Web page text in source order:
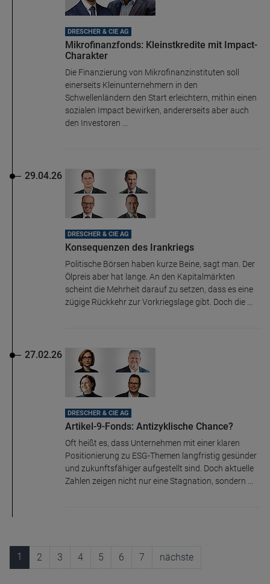
DRESCHER & CIE AG
Mikrofinanzfonds: Kleinstkredite mit Impact-
Charakter
Die Finanzierung von Mikrofinanzinstituten soll
einerseits Kleinunternehmern in den
Schwellenländern den Start erleichtern, mithin einen
sozialen Impact bewirken, andererseits aber auch
den Investoren ...
29.04.26
DRESCHER & CIE AG
Konsequenzen des Irankriegs
Politische Börsen haben kurze Beine, sagt man. Der
Ölpreis aber hat lange. An den Kapitalmärkten
scheint die Mehrheit darauf zu setzen, dass es eine
zügige Rückkehr zur Vorkriegslage gibt. Doch die ...
27.02.26
DRESCHER & CIE AG
Artikel-9-Fonds: Antizyklische Chance?
Oft heißt es, dass Unternehmen mit einer klaren
Positionierung zu ESG-Themen langfristig gesünder
und zukunftsfähiger aufgestellt sind. Doch aktuelle
Zahlen zeigen nicht nur eine Stagnation, sondern ...
1 2 3 4 5 6 7 nächste